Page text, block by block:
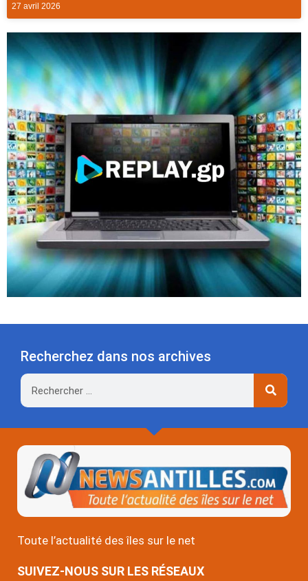
27 avril 2026
Recherchez dans nos archives
Rechercher
Toute l’actualité des îles sur le net
SUIVEZ-NOUS SUR LES RÉSEAUX